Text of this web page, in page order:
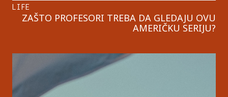
LIFE
ZAŠTO PROFESORI TREBA DA GLEDAJU OVU
AMERIČKU SERIJU?